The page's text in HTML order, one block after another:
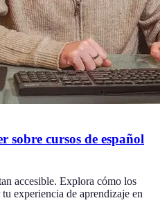
sobre cursos de español
accesible. Explora cómo los
experiencia de aprendizaje en